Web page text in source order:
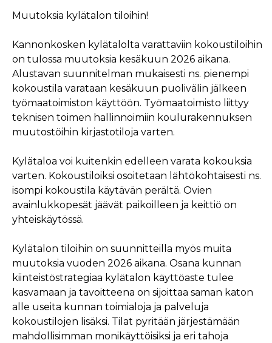
Muutoksia kylätalon tiloihin!
Kannonkosken kylätalolta varattaviin kokoustiloihin
on tulossa muutoksia kesäkuun 2026 aikana.
Alustavan suunnitelman mukaisesti ns. pienempi
kokoustila varataan kesäkuun puolivälin jälkeen
työmaatoimiston käyttöön. Työmaatoimisto liittyy
teknisen toimen hallinnoimiin koulurakennuksen
muutostöihin kirjastotiloja varten.
Kylätaloa voi kuitenkin edelleen varata kokouksia
varten. Kokoustiloiksi osoitetaan lähtökohtaisesti ns.
isompi kokoustila käytävän perältä. Ovien
avainlukkopesät jäävät paikoilleen ja keittiö on
yhteiskäytössä.
Kylätalon tiloihin on suunnitteilla myös muita
muutoksia vuoden 2026 aikana. Osana kunnan
kiinteistöstrategiaa kylätalon käyttöaste tulee
kasvamaan ja tavoitteena on sijoittaa saman katon
alle useita kunnan toimialoja ja palveluja
kokoustilojen lisäksi. Tilat pyritään järjestämään
mahdollisimman monikäyttöisiksi ja eri tahoja